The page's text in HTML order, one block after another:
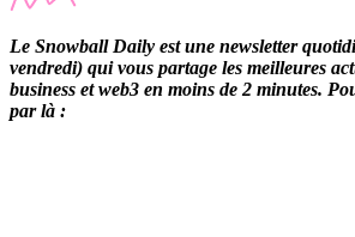
Le Snowball Daily est une newsletter
vendredi) qui vous partage les meilleures
business et web3 en moins de 2 minutes.
par là :